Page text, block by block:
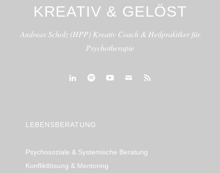
KREATIV & GELÖST
Andreas Scholz (HPP) Kreativ Coach & Heilpraktiker für
Psychotherapie
LEBENSBERATUNG
Psychosoziale & Systemische Beratung
Konfliktlösung & Mentoring